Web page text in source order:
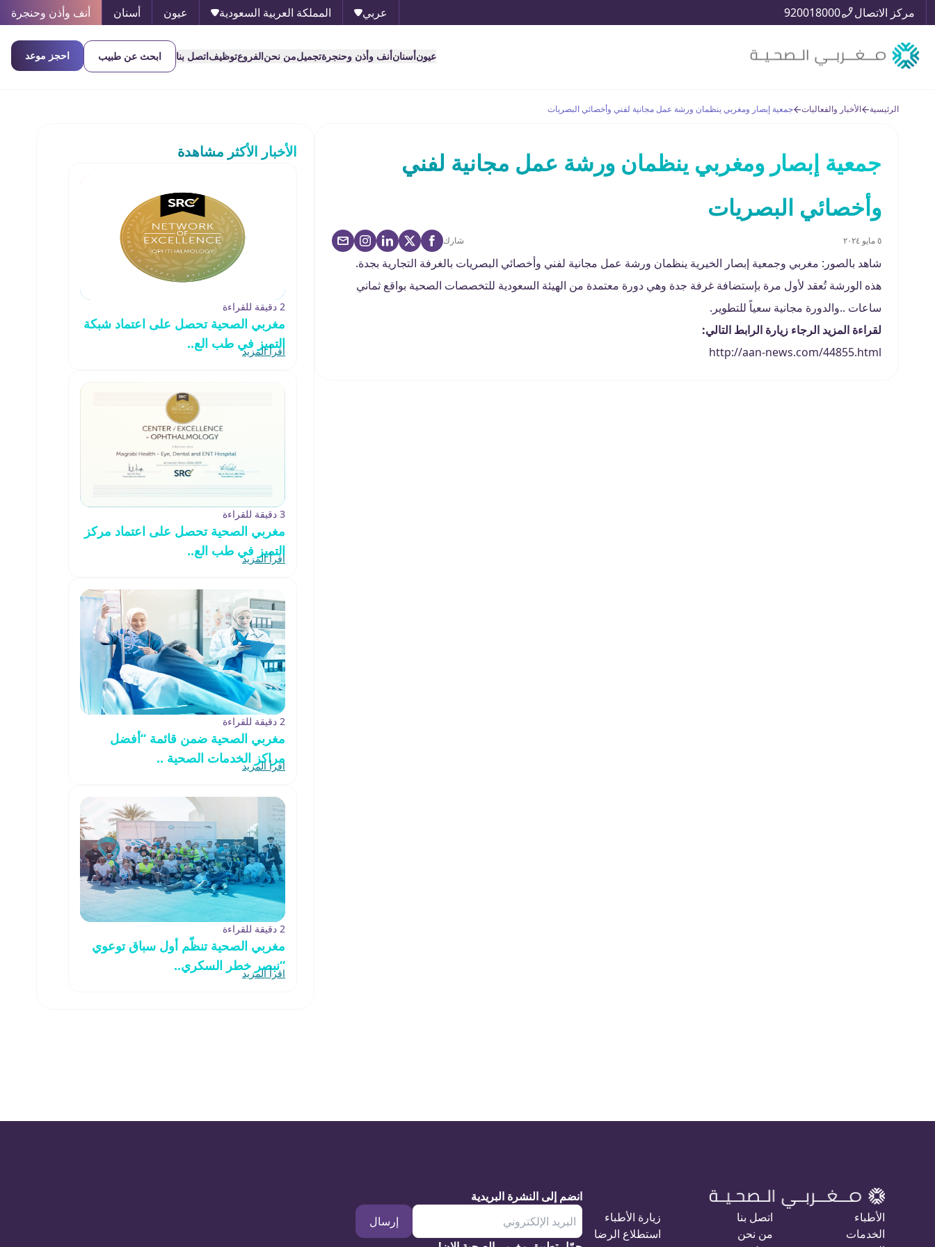
مركز الاتصال 920018000 عربي المملكة العربية السعودية عيون أسنان أنف وأذن وحنجرة
عيونأسنانأنف وأذن وحنجرةتجميلمن نحنالفروعتوظيفاتصل بنا ابحث عن طبيب احجز موعد
الرئيسية الأخبار والفعاليات جمعية إبصار ومغربي ينظمان ورشة عمل مجانية لفني وأخصائي البصريات
جمعية إبصار ومغربي ينظمان ورشة عمل مجانية لفني
وأخصائي البصريات
٥ مايو ٢٠٢٤ شارك
شاهد بالصور: مغربي وجمعية إبصار الخيرية ينظمان ورشة عمل مجانية لفني وأخصائي البصريات بالغرفة التجارية بجدة.
هذه الورشة تُعقد لأول مرة بإستضافة غرفة جدة وهي دورة معتمدة من الهيئة السعودية للتخصصات الصحية بواقع ثماني
ساعات ..والدورة مجانية سعياً للتطوير.
لقراءة المزيد الرجاء زيارة الرابط التالي:
http://aan-news.com/44855.html
الأخبار الأكثر مشاهدة
2 دقيقة للقراءة
مغربي الصحية تحصل على اعتماد شبكة
التميز في طب الع..
اقرأ المزيد
3 دقيقة للقراءة
مغربي الصحية تحصل على اعتماد مركز
التميز في طب الع..
اقرأ المزيد
2 دقيقة للقراءة
مغربي الصحية ضمن قائمة “أفضل
مراكز الخدمات الصحية ..
اقرأ المزيد
2 دقيقة للقراءة
مغربي الصحية تنظّم أول سباق توعوي
“نبصر خطر السكري..
اقرأ المزيد
الأطباء
الخدمات
اتصل بنا
من نحن
زيارة الأطباء
استطلاع الرضا
انضم إلى النشرة البريدية
إرسال